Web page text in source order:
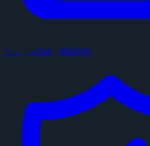
ニュース投稿・情報提供